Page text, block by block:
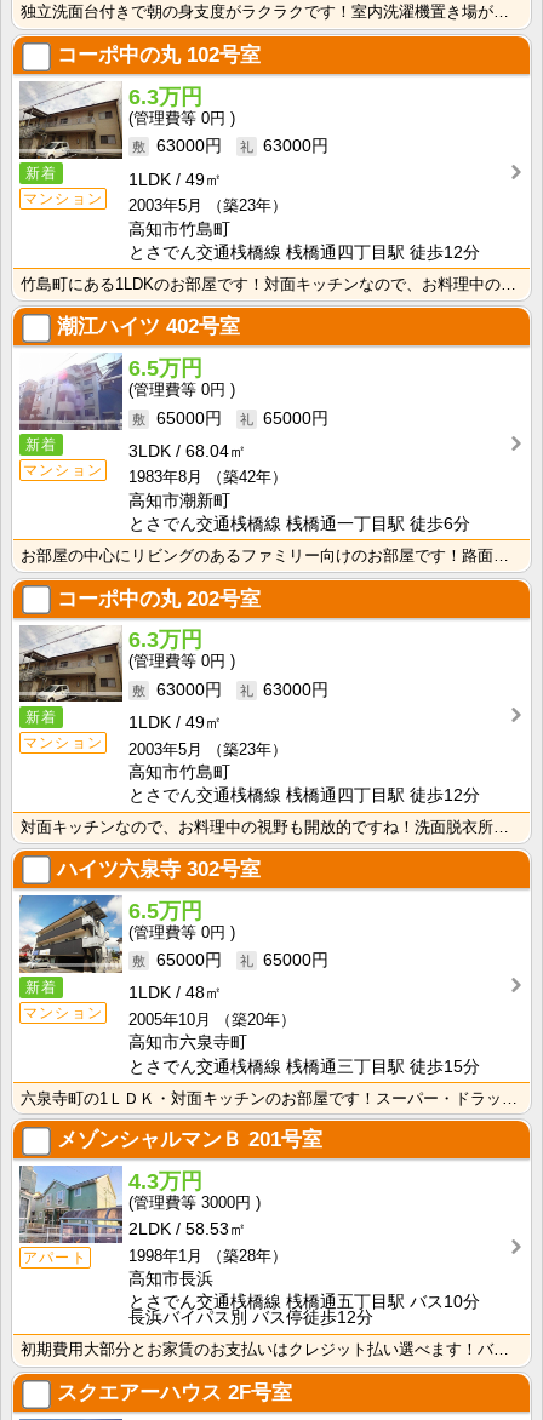
独立洗面台付きで朝の身支度がラクラクです！室内洗濯機置き場があるのでお洗濯ラクラク♪ キッチンは１口･･･
コーポ中の丸102号室
新着
マンション
6.3万円
0円
63000円
63000円
1LDK
49㎡
2003年5月
（築23年）
高知市竹島町
とさでん交通桟橋線 桟橋通四丁目駅 徒歩12分
潮江ハイツ 402号室
新着
マンション
6.5万円
0円
65000円
65000円
3LDK
68.04㎡
1983年8月
（築42年）
高知市潮新町
とさでん交通桟橋線 桟橋通一丁目駅 徒歩6分
コーポ中の丸202号室
新着
マンション
6.3万円
0円
63000円
63000円
1LDK
49㎡
2003年5月
（築23年）
高知市竹島町
とさでん交通桟橋線 桟橋通四丁目駅 徒歩12分
ハイツ六泉寺 302号室
新着
マンション
6.5万円
0円
65000円
65000円
1LDK
48㎡
2005年10月
（築20年）
高知市六泉寺町
とさでん交通桟橋線 桟橋通三丁目駅 徒歩15分
メゾンシャルマンＢ 201号室
アパート
4.3万円
3000円
2LDK
58.53㎡
1998年1月
（築28年）
高知市長浜
とさでん交通桟橋線 桟橋通五丁目駅 バス10分
長浜バイパス別 バス停徒歩12分
初期費用大部分とお家賃のお支払いはクレジット払い選べます！バス・トイレ別なので、ゆったり湯船に浸かれ･･･
スクエアーハウス 2F号室